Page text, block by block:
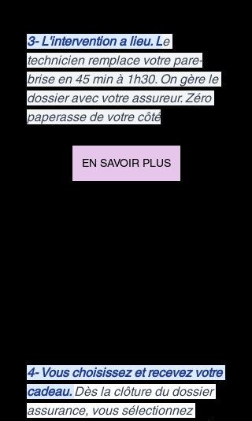
3- L'intervention a lieu. Le
technicien remplace votre pare-
brise en 45 min à 1h30. On gère le
dossier avec votre assureur. Zéro
paperasse de votre côté
EN SAVOIR PLUS
4- Vous choisissez et recevez votre
cadeau. Dès la clôture du dossier
assurance, vous sélectionnez